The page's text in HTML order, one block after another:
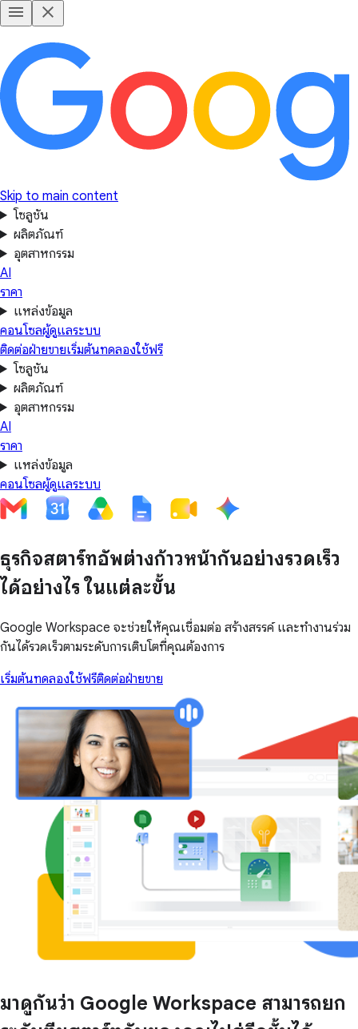
Skip to main content
โซลูชัน
ผลิตภัณฑ์
อุตสาหกรรม
AI
ราคา
แหล่งข้อมูล
คอนโซลผู้ดูแลระบบ
ติดต่อฝ่ายขายเริ่มต้นทดลองใช้ฟรี
โซลูชัน
ผลิตภัณฑ์
อุตสาหกรรม
AI
ราคา
แหล่งข้อมูล
คอนโซลผู้ดูแลระบบ
ธุรกิจสตาร์ทอัพต่างก้าวหน้ากันอย่างรวดเร็ว
ได้อย่างไร ในแต่ละขั้น
Google Workspace จะช่วยให้คุณเชื่อมต่อ สร้างสรรค์ และทำงานร่วม
กันได้รวดเร็วตามระดับการเติบโตที่คุณต้องการ
เริ่มต้นทดลองใช้ฟรีติดต่อฝ่ายขาย
มาดูกันว่า Google Workspace สามารถยก